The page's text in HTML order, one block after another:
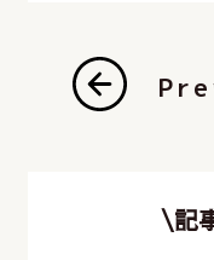
\記